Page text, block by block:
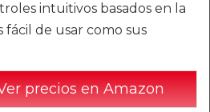
intuitivos basados en la
fácil de usar como sus
precios en Amazon